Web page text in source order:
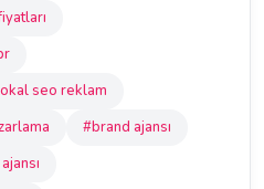
seo reklam
#brand ajansı